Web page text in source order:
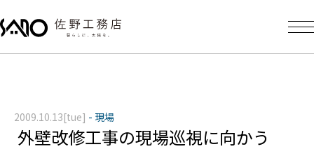
外壁改修工事の現場巡視に向かう
2009.10.13[tue] - 現場